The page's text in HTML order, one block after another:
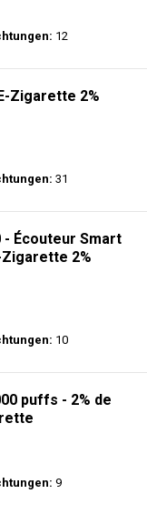
12
Zigarette 2%
31
- Écouteur Smart
Zigarette 2%
10
puffs - 2% de
9